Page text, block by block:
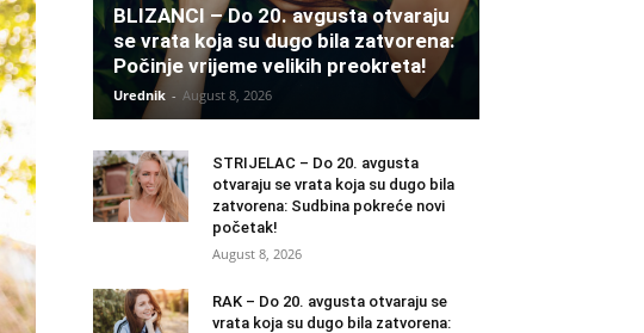
BLIZANCI – Do 20. avgusta otvaraju
se vrata koja su dugo bila zatvorena:
Počinje vrijeme velikih preokreta!
Urednik - August 8, 2026
STRIJELAC – Do 20. avgusta
otvaraju se vrata koja su dugo bila
zatvorena: Sudbina pokreće novi
početak!
August 8, 2026
RAK – Do 20. avgusta otvaraju se
vrata koja su dugo bila zatvorena: